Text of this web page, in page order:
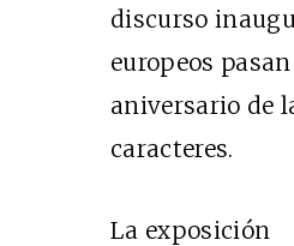
discurso
europeos
aniversario de
caracteres.
La exposición